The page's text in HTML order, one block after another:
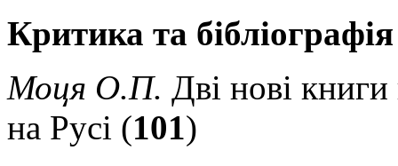
Критика та бібліографія
Моця О.П. Дві нові
на Русі (101)